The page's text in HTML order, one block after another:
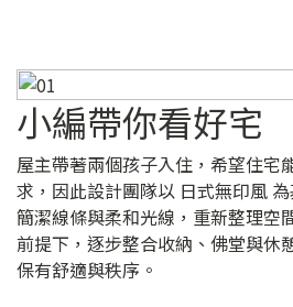
小編帶你看好宅
屋主帶著兩個孩子入住，希望住宅
求，因此設計團隊以 日式無印風
簡潔線條與柔和光線，重新整理空
前提下，逐步整合收納、佛堂與休
保有舒適與秩序。